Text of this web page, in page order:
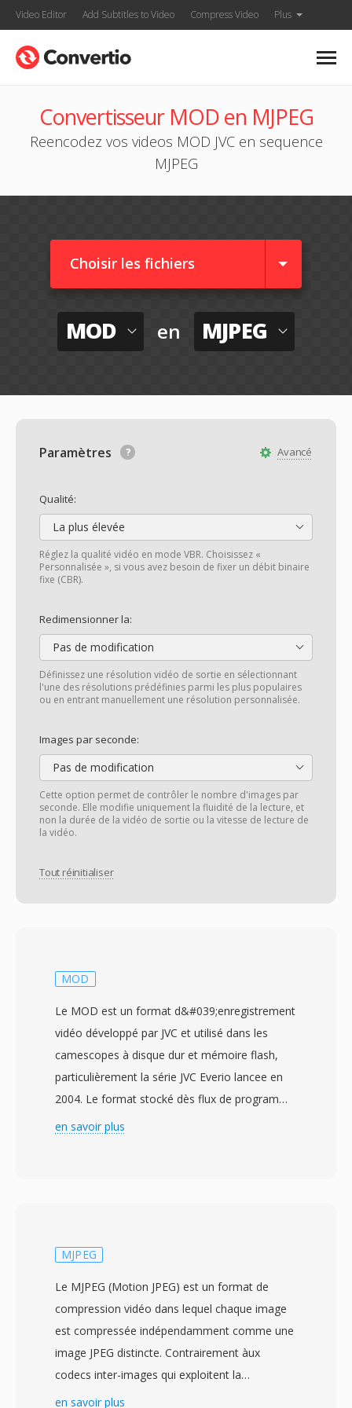
Video Editor Add Subtitles to Video Compress Video Plus
Convertisseur MOD en MJPEG
Reencodez vos videos MOD JVC en sequence
MJPEG
Choisir les fichiers
MOD en MJPEG
Avancé
Paramètres
Qualité:
La plus élevée
Réglez la qualité vidéo en mode VBR. Choisissez «
Personnalisée », si vous avez besoin de fixer un débit binaire
fixe (CBR).
Redimensionner la:
Pas de modification
Définissez une résolution vidéo de sortie en sélectionnant
l'une des résolutions prédéfinies parmi les plus populaires
ou en entrant manuellement une résolution personnalisée.
Images par seconde:
Pas de modification
Cette option permet de contrôler le nombre d'images par
seconde. Elle modifie uniquement la fluidité de la lecture, et
non la durée de la vidéo de sortie ou la vitesse de lecture de
la vidéo.
Tout réinitialiser
MOD
Le MOD est un format d&#039;enregistrement
vidéo développé par JVC et utilisé dans les
camescopes à disque dur et mémoire flash,
particulièrement la série JVC Everio lancee en
2004. Le format stocké dès flux de programme
MPEG-2 en définition standard avec de
où traités par dès outils conçus pour le
renommage d&#039;extension. JVC a conçu le
MOD comme un pont pratique entre
l&#039;enregistrement sûr bande DV et les flux
de travail entièrement basé sûr fichiers,
permettant àux utilisateurs d&#039;enregistrer
en savoir plus
MJPEG
Le MJPEG (Motion JPEG) est un format de
compression vidéo dans lequel chaque image
est compressée indépendamment comme une
image JPEG distincte. Contrairement àux
codecs inter-images qui exploitent la
redondance temporelle entre images
en savoir plus